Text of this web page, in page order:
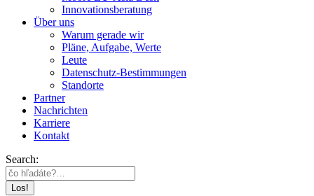
Innovationsberatung
Über uns
Warum gerade wir
Pläne, Aufgabe, Werte
Leute
Datenschutz-Bestimmungen
Standorte
Partner
Nachrichten
Karriere
Kontakt
Search: